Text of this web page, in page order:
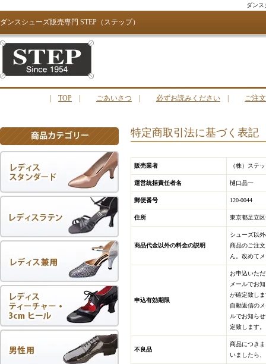
ダンス
ダンスシューズ販売専門 STEP（ステップ）
TOP ごあいさつ 必ずお読みください ご注
特定商取引法に基づく表記
販売業者 （株）ステ
運営統括責任者名 樋口晶一
郵便番号 120-0044
住所 東京都足立
商品代金以外の料金の説明
シューズ以
商品のご注
ん。改めて
申込有効期限
お申込いた
メールでお
が確定致し
自動返信の
ルでお知ら
定致します。
不良品
商品につき
いましたら